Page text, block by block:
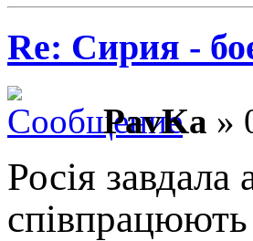
Re: Сирия -
PavKa »
Росія